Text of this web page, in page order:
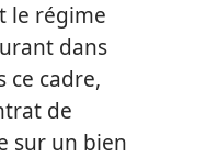
le régime
dans
ce cadre,
de
sur un bien